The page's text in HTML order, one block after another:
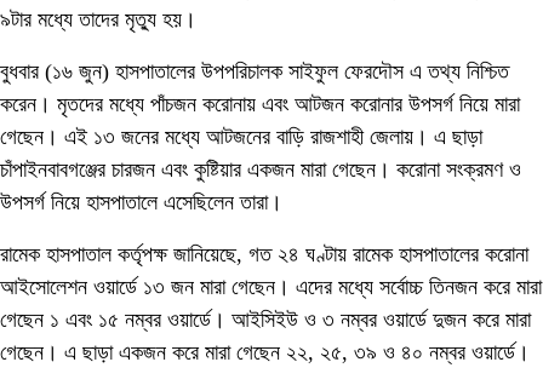
৯টার মধ্যে তাদের মৃত্যু হয়।
বুধবার (১৬ জুন) হাসপাতালের উপপরিচালক সাইফুল ফেরদৌস এ তথ্য নিশ্চিত
করেন। মৃতদের মধ্যে পাঁচজন করোনায় এবং আটজন করোনার উপসর্গ নিয়ে মারা
গেছেন। এই ১৩ জনের মধ্যে আটজনের বাড়ি রাজশাহী জেলায়। এ ছাড়া
চাঁপাইনবাবগঞ্জের চারজন এবং কুষ্টিয়ার একজন মারা গেছেন। করোনা সংক্রমণ ও
উপসর্গ নিয়ে হাসপাতালে এসেছিলেন তারা।
রামেক হাসপাতাল কর্তৃপক্ষ জানিয়েছে, গত ২৪ ঘণ্টায় রামেক হাসপাতালের করোনা
আইসোলেশন ওয়ার্ডে ১৩ জন মারা গেছেন। এদের মধ্যে সর্বোচ্চ তিনজন করে মারা
গেছেন ১ এবং ১৫ নম্বর ওয়ার্ডে। আইসিইউ ও ৩ নম্বর ওয়ার্ডে দুজন করে মারা
গেছেন। এ ছাড়া একজন করে মারা গেছেন ২২, ২৫, ৩৯ ও ৪০ নম্বর ওয়ার্ডে।